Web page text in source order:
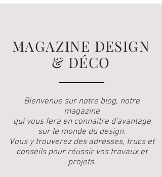
MAGAZINE DESIGN
& DÉCO
Bienvenue sur notre blog, notre
magazine
qui vous fera en connaître d'avantage
sur le monde du design.
Vous y trouverez des adresses, trucs et
conseils pour réussir vos travaux et
projets.